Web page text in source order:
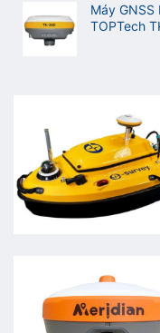
Máy GNSS
TOPTech